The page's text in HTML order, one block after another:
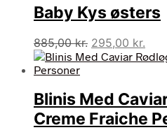
700,00 kr..
Baby Kys østers
885,00kr. Den
oprindelige
885,00 kr..
295,00 kr.
Blinis Med
Creme Fraiche